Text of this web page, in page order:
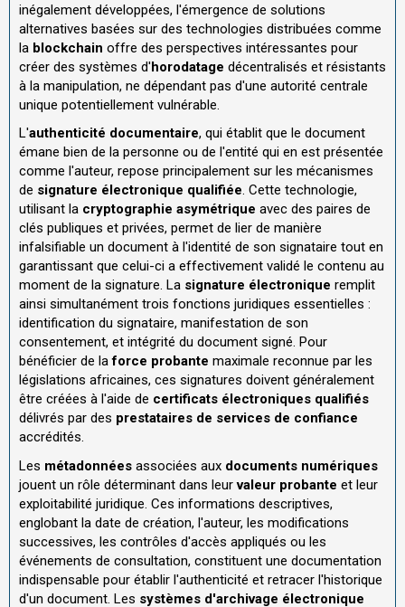
inégalement développées, l'émergence de solutions
alternatives basées sur des technologies distribuées comme
la blockchain offre des perspectives intéressantes pour
créer des systèmes d'horodatage décentralisés et résistants
à la manipulation, ne dépendant pas d'une autorité centrale
unique potentiellement vulnérable.
L'authenticité documentaire, qui établit que le document
émane bien de la personne ou de l'entité qui en est présentée
comme l'auteur, repose principalement sur les mécanismes
de signature électronique qualifiée. Cette technologie,
utilisant la cryptographie asymétrique avec des paires de
clés publiques et privées, permet de lier de manière
infalsifiable un document à l'identité de son signataire tout en
garantissant que celui-ci a effectivement validé le contenu au
moment de la signature. La signature électronique remplit
ainsi simultanément trois fonctions juridiques essentielles :
identification du signataire, manifestation de son
consentement, et intégrité du document signé. Pour
bénéficier de laforce probante maximale reconnue par les
législations africaines, ces signatures doivent généralement
être créées à l'aide de certificats électroniques qualifiés
délivrés par des prestataires de services de confiance
accrédités.
Les métadonnées associées aux documents numériques
jouent un rôle déterminant dans leurvaleur probante et leur
exploitabilité juridique. Ces informations descriptives,
englobant la date de création, l'auteur, les modifications
successives, les contrôles d'accès appliqués ou les
événements de consultation, constituent une documentation
indispensable pour établir l'authenticité et retracer l'historique
d'un document. Les systèmes d'archivage électronique